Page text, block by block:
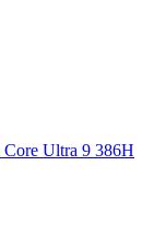
Ultra 9 386H